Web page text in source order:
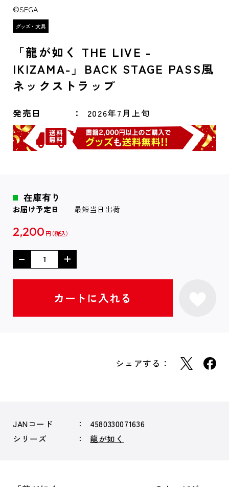
©SEGA
「龍が如く THE LIVE -
IKIZAMA-」BACK STAGE PASS風
ネックストラップ
発売日 2026年7月上旬
在庫有り
お届け予定日 最短当日出荷
2,200 円
シェアする：
JANコード
4580330071636
シリーズ
龍が如く